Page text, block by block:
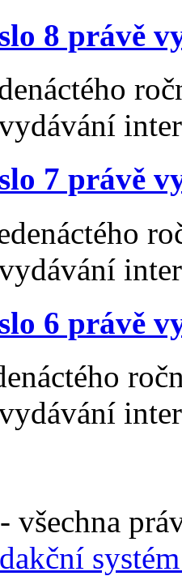
8 právě
7 právě
6 právě